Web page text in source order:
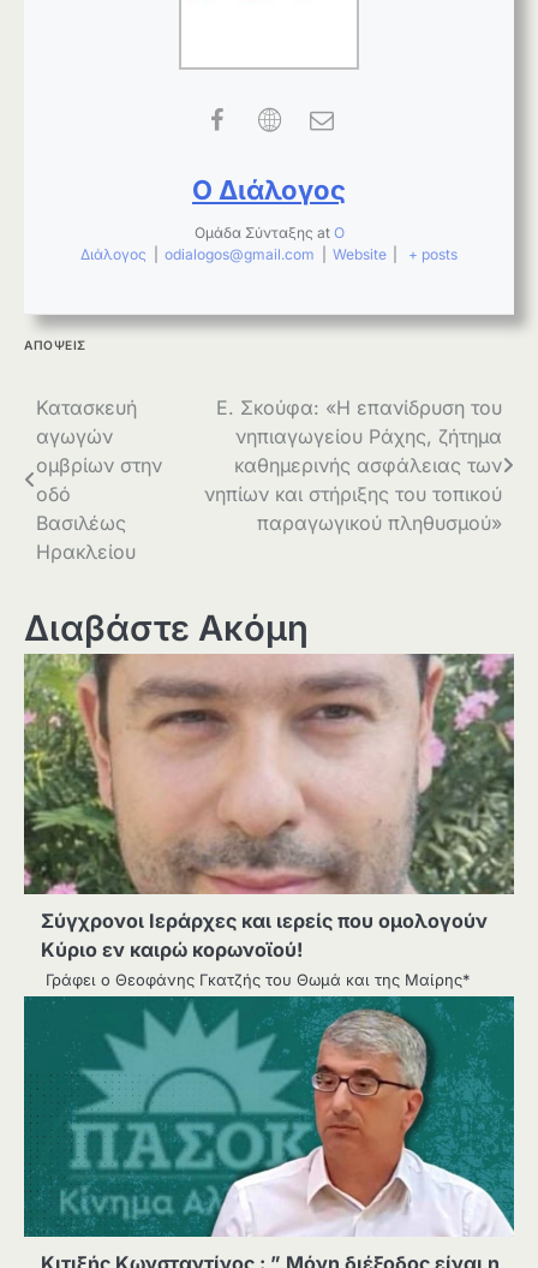
Ο Διάλογος
Ομάδα Σύνταξης at Ο
Διάλογος
odialogos@gmail.com Website + posts
ΑΠΟΨΕΙΣ
Πλοήγηση
άρθρων
Κατασκευή
αγωγών
ομβρίων στην
οδό
Βασιλέως
Ηρακλείου
Ε. Σκούφα: «Η επανίδρυση του
νηπιαγωγείου Ράχης, ζήτημα
καθημερινής ασφάλειας των
νηπίων και στήριξης του τοπικού
παραγωγικού πληθυσμού»
Διαβάστε Ακόμη
Σύγχρονοι Ιεράρχες και ιερείς που ομολογούν
Κύριο εν καιρώ κορωνοϊού!
Γράφει ο Θεοφάνης Γκατζής του Θωμά και της Μαίρης*